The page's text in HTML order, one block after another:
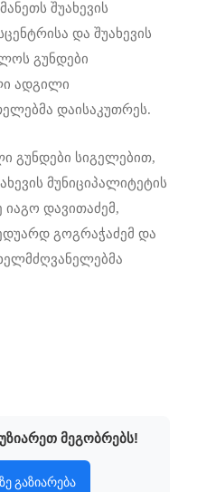
შუახევის
და შუახევის
გუნდები
ადგილი
დაისაკუთრეს.
გუნდები სიგელებით,
მუნიციპალიტეტის
დავითაძემ,
გოგრაჭაძემ და
მეგობრებს!
გაზიარება